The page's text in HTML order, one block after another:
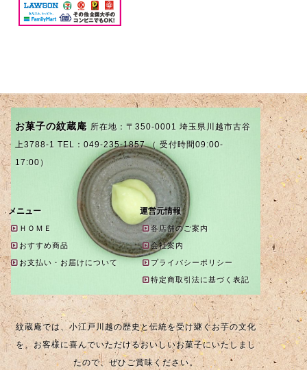
お菓子の紋蔵庵 所在地：〒350-0001 埼玉県川越市古谷
上3788-1 TEL：049-235-1857 （ 受付時間09:00-
17:00）
メニュー
ＨＯＭＥ
おすすめ商品
お支払い・お届けについて
運営元情報
各店舗のご案内
会社案内
プライバシーポリシー
特定商取引法に基づく表記
紋蔵庵では、小江戸川越の歴史と伝統を受け継ぐお芋の文化
を、お客様に喜んでいただけるおいしいお菓子にいたしまし
たので、ぜひご賞味ください。